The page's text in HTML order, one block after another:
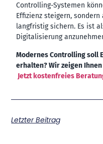
Controlling-Systemen
Effizienz steigern,
langfristig sichern. Es ist
Digitalisierung
Modernes Controlling soll
erhalten? Wir zeigen
Jetzt kostenfreies
Letzter Beitrag